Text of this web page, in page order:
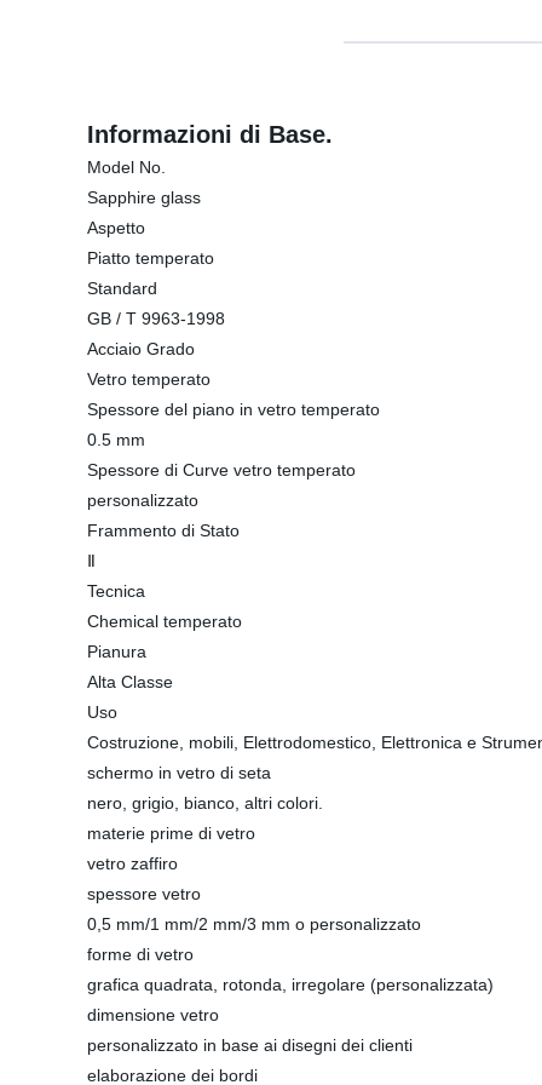
Informazioni di Base.
Model No.
Sapphire glass
Aspetto
Piatto temperato
Standard
GB / T 9963-1998
Acciaio Grado
Vetro temperato
Spessore del piano in vetro temperato
0.5 mm
Spessore di Curve vetro temperato
personalizzato
Frammento di Stato
Ⅱ
Tecnica
Chemical temperato
Pianura
Alta Classe
Uso
Costruzione, mobili, Elettrodomestico, Elettronica e
schermo in vetro di seta
nero, grigio, bianco, altri colori.
materie prime di vetro
vetro zaffiro
spessore vetro
0,5 mm/1 mm/2 mm/3 mm o personalizzato
forme di vetro
grafica quadrata, rotonda, irregolare (personalizzata)
dimensione vetro
personalizzato in base ai disegni dei clienti
elaborazione dei bordi